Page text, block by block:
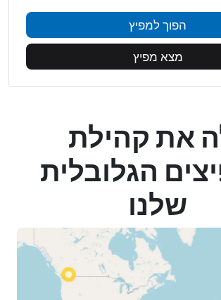
הפוך למפיץ
מצא מפיץ
את קהילת
הגלובלית
שלנו